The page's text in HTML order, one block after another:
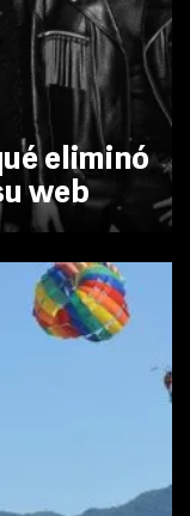
eliminó
web